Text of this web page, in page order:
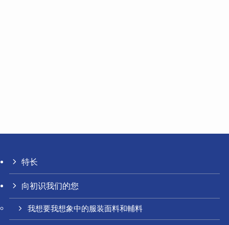
特长
向初识我们的您
我想要我想象中的服装面料和輔料